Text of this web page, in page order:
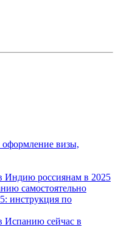
оформление визы,
Индию россиянам в 2025
самостоятельно
инструкция по
Испанию сейчас в